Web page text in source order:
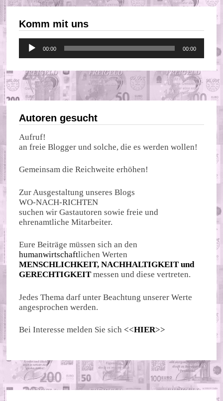
Komm mit uns
Audio-
Player
00:00 00:00
Autoren gesucht
Aufruf!
an freie Blogger und solche, die es werden wollen!
Gemeinsam die Reichweite erhöhen!
Zur Ausgestaltung unseres Blogs
WO-NACH-RICHTEN
suchen wir Gastautoren sowie freie und
ehrenamtliche Mitarbeiter.
Eure Beiträge müssen sich an den
humanwirtschaftlichen Werten
MENSCHLICHKEIT, NACHHALTIGKEIT und
GERECHTIGKEIT messen und diese vertreten.
Jedes Thema darf unter Beachtung unserer Werte
angesprochen werden.
Bei Interesse melden Sie sich <<HIER>>